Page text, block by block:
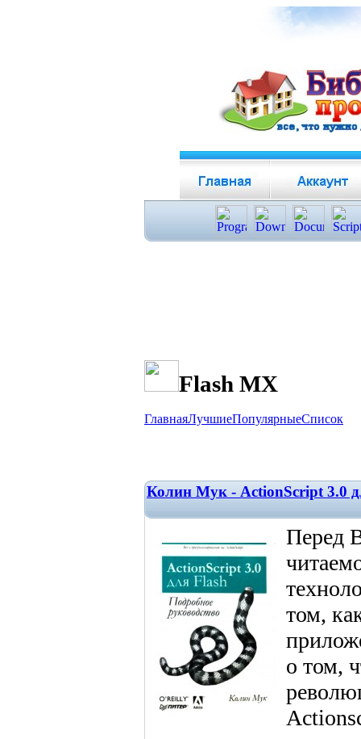
Flash MX
ГлавнаяЛучшиеПопулярныеСписок
Колин Мук - ActionScript 3.0
Перед
том,
о том,